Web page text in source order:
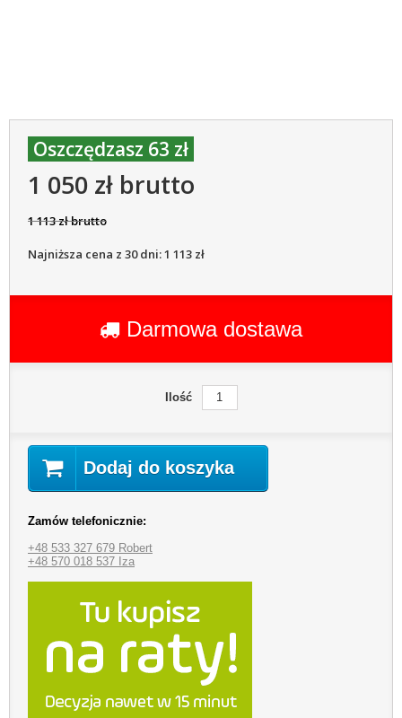
Oszczędzasz 63 zł
1 050 zł brutto
1 113 zł brutto
Najniższa cena z 30 dni: 1 113 zł
Darmowa dostawa
Ilość
Dodaj do koszyka
Zamów telefonicznie:
+48 533 327 679 Robert
+48 570 018 537 Iza